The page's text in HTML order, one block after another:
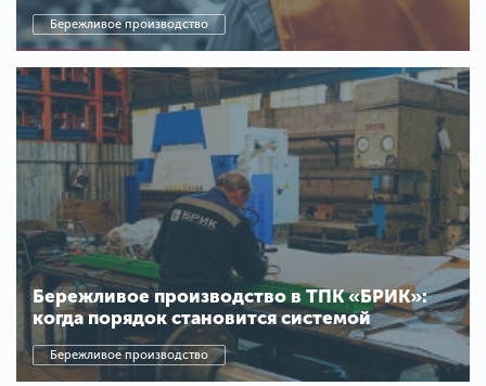
Бережливое производство
Бережливое производство в ТПК «БРИК»:
когда порядок становится системой
Бережливое производство